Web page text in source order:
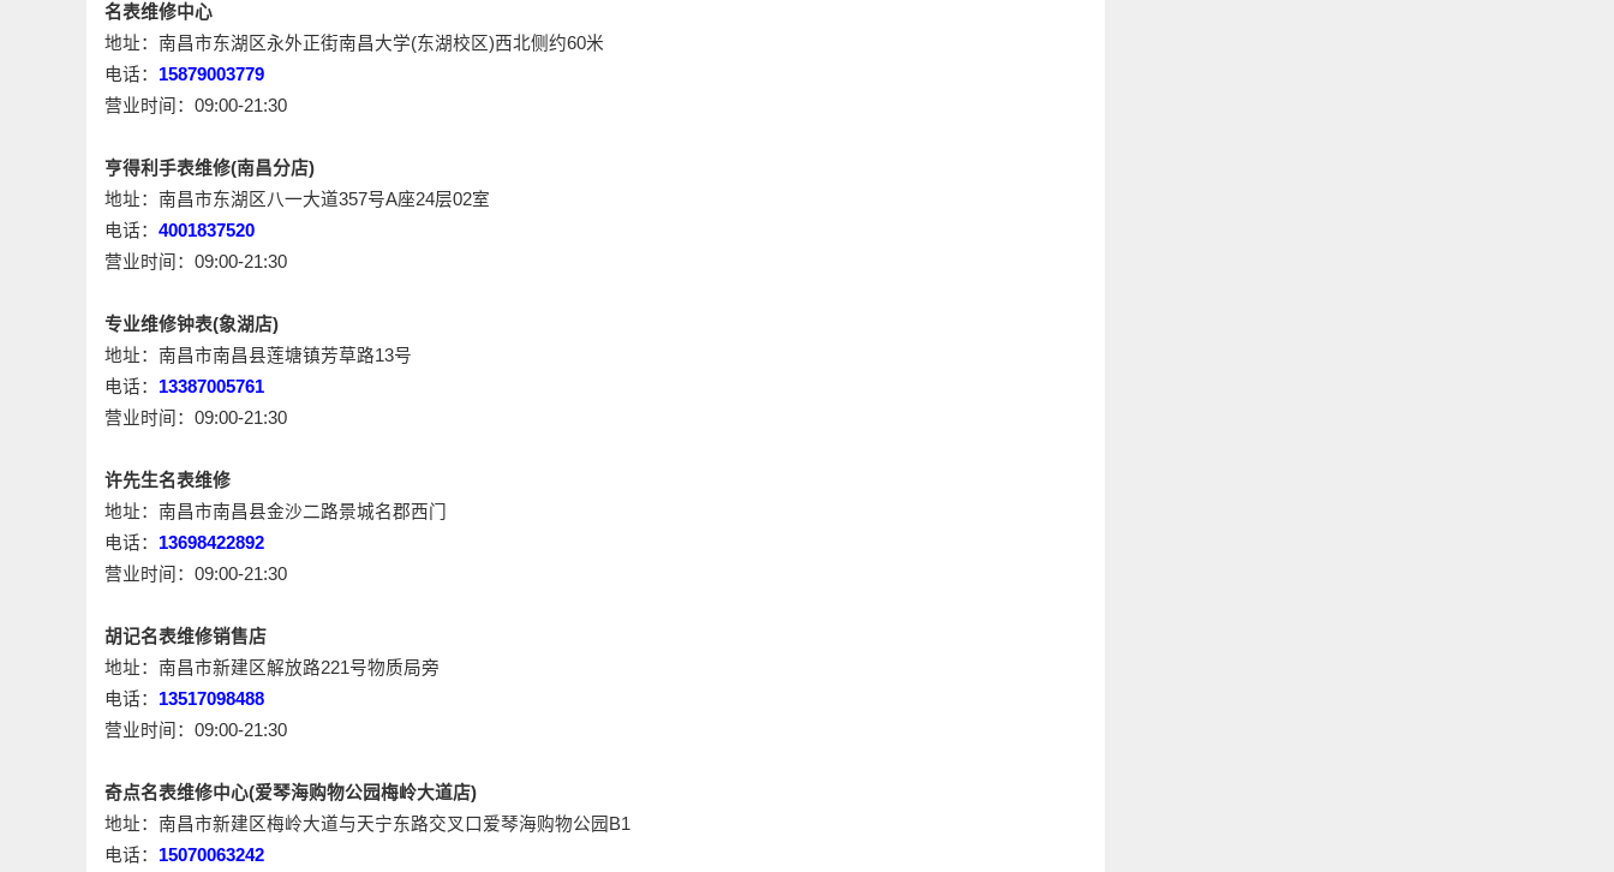
名表维修中心
地址：南昌市东湖区永外正街南昌大学(东湖校区)西北侧约60米
电话： 15879003779
营业时间：09:00-21:30
亨得利手表维修(南昌分店)
地址：南昌市东湖区八一大道357号A座24层02室
电话： 4001837520
营业时间：09:00-21:30
专业维修钟表(象湖店)
地址：南昌市南昌县莲塘镇芳草路13号
电话： 13387005761
营业时间：09:00-21:30
许先生名表维修
地址：南昌市南昌县金沙二路景城名郡西门
电话： 13698422892
营业时间：09:00-21:30
胡记名表维修销售店
地址：南昌市新建区解放路221号物质局旁
电话： 13517098488
营业时间：09:00-21:30
奇点名表维修中心(爱琴海购物公园梅岭大道店)
地址：南昌市新建区梅岭大道与天宁东路交叉口爱琴海购物公园B1
电话： 15070063242